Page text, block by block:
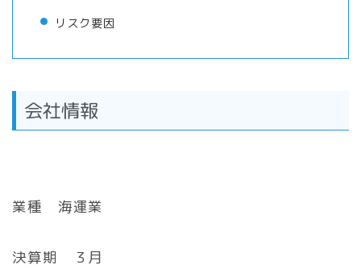
リスク要因
会社情報
業種 海運業
決算期 ３月